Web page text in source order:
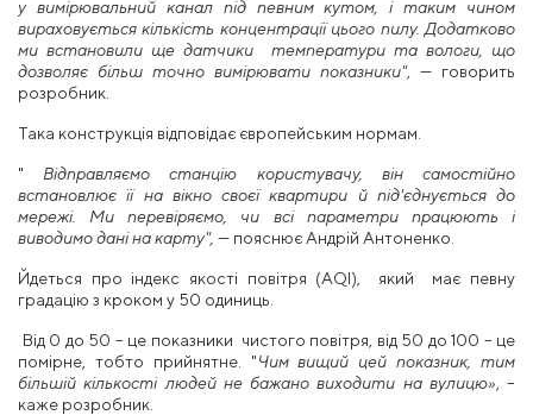
у вимірювальний канал під певним кутом, і таким чином
вираховується кількість концентрації цього пилу. Додатково
ми встановили ще датчики температури та вологи, що
дозволяє більш точно вимірювати показники", — говорить
розробник.
Така конструкція відповідає європейським нормам.
" Відправляємо станцію користувачу, він самостійно
встановлює її на вікно своєї квартири й під'єднується до
мережі. Ми перевіряємо, чи всі параметри працюють і
виводимо дані на карту", — пояснює Андрій Антоненко.
Йдеться про індекс якості повітря (AQI), який має певну
градацію з кроком у 50 одиниць.
Від 0 до 50 – це показники чистого повітря, від 50 до 100 – це
помірне, тобто прийнятне. "Чим вищий цей показник, тим
більшій кількості людей не бажано виходити на вулицю» , –
каже розробник.